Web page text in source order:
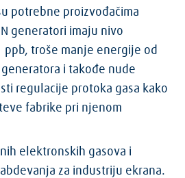
potrebne proizvođačima
N generatori imaju nivo
ppb, troše manje energije od
i takođe nude
regulacije protoka gasa kako
fabrike pri njenom
elektronskih gasova i
za industriju ekrana.